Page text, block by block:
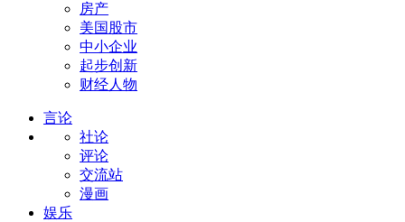
房产
美国股市
中小企业
起步创新
财经人物
言论
社论
评论
交流站
漫画
娱乐